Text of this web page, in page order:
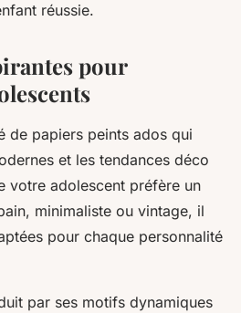
réussie.
pour
de papiers peints ados qui
et les tendances déco
votre adolescent préfère un
minimaliste ou vintage, il
pour chaque personnalité
par ses motifs dynamiques